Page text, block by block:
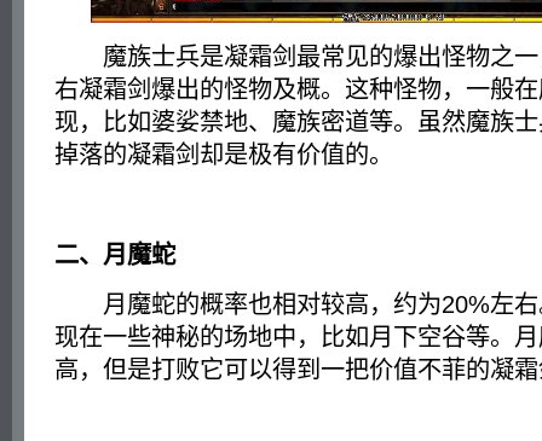
魔族士兵是凝霜剑最常见的爆出怪物之一
右凝霜剑爆出的怪物及概。这种怪物，一般
现，比如婆娑禁地、魔族密道等。虽然魔族
掉落的凝霜剑却是极有价值的。
二、月魔蛇
月魔蛇的概率也相对较高，约为20%左右
现在一些神秘的场地中，比如月下空谷等。
高，但是打败它可以得到一把价值不菲的凝